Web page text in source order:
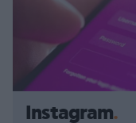
Instagram